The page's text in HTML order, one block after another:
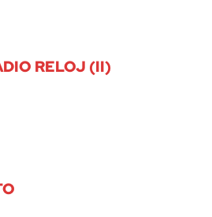
RELOJ (II)